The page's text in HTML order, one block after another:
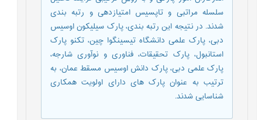
سلسله مراتبی و تاپسیس امتیازدهی و رتبه بندی
شدند. در نتیجه این رتبه بندی، پارک سیلیکون اوسیس
دبی، پارک علمی دانشگاه تیسینگوا چین، تکنو پارک
استانبول، پارک تحقیقات، فناوری و نوآوری شارجه،
پارک علمی دبی، پارک دانش اوسیس مسقط عمان، به
ترتیب به عنوان پارک های دارای اولویت همکاری
شناسایی شدند.